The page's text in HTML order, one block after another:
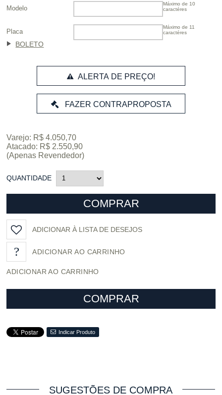
Modelo
Máximo de 10
caractéres
Placa
Máximo de 11
caractéres
BOLETO
ALERTA DE PREÇO!
Varejo: R$ 4.050,70
Atacado: R$ 2.550,90
(Apenas Revendedor)
QUANTIDADE
COMPRAR
ADICIONAR À LISTA DE DESEJOS
ADICIONAR AO CARRINHO
COMPRAR
Indicar Produto
SUGESTÕES DE COMPRA